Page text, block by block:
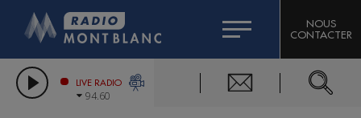
LES CHRONIQUES DE L'EXPERT
CITIZEN MACHINERY
GRAND MASSIF DOMAINES SKIABLES
COMPAGNIE DU MONT-BLANC
NOUS
CONTACTER
LIVE RADIO
94.60